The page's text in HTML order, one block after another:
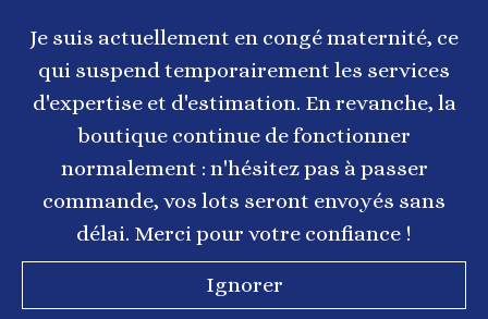
contenuJe suis actuellement en congé maternité, ce
qui suspend temporairement les services
d'expertise et d'estimation. En revanche, la
boutique continue de fonctionner
normalement : n'hésitez pas à passer
commande, vos lots seront envoyés sans
délai. Merci pour votre confiance !
Ignorer